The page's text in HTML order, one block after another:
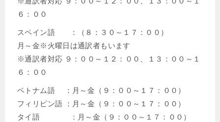
６：００
スペイン語 ：（８：３０～１７：００）
月～金※火曜日は通訳者もいます
※通訳者対応 ９：００～１２：００、１３：００～１
６：００
ベトナム語 ：月～金（９：００～１７：００）
フィリピン語 ：月～金（９：００～１７：００）
タイ語 ：月～金（９：００～１７：００）